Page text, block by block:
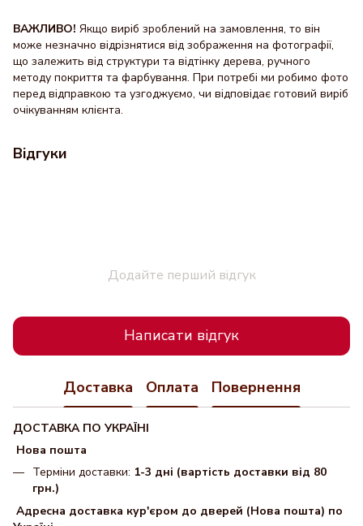
ВАЖЛИВО! Якщо виріб зроблений на замовлення, то він
може незначно відрізнятися від зображення на фотографії,
що залежить від структури та відтінку дерева, ручного
методу покриття та фарбування. При потребі ми робимо фото
перед відправкою та узгоджуємо, чи відповідає готовий виріб
очікуванням клієнта.
Відгуки
Додайте перший відгук
Написати відгук
Доставка Оплата Повернення
ДОСТАВКА ПО УКРАЇНІ
Нова пошта
Терміни доставки: 1-3 дні (вартість доставки від 80
грн.)
Адресна доставка кур'єром до дверей (Нова пошта) по